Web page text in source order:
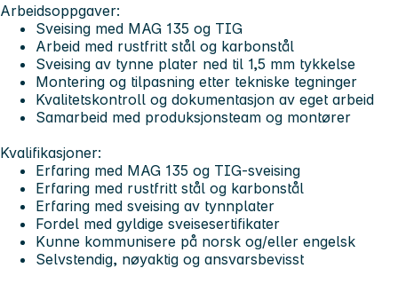
Arbeidsoppgaver:
Sveising med MAG 135 og TIG
Arbeid med rustfritt stål og karbonstål
Sveising av tynne plater ned til 1,5 mm tykkelse
Montering og tilpasning etter tekniske tegninger
Kvalitetskontroll og dokumentasjon av eget arbeid
Samarbeid med produksjonsteam og montører
Kvalifikasjoner:
Erfaring med MAG 135 og TIG-sveising
Erfaring med rustfritt stål og karbonstål
Erfaring med sveising av tynnplater
Fordel med gyldige sveisesertifikater
Kunne kommunisere på norsk og/eller engelsk
Selvstendig, nøyaktig og ansvarsbevisst